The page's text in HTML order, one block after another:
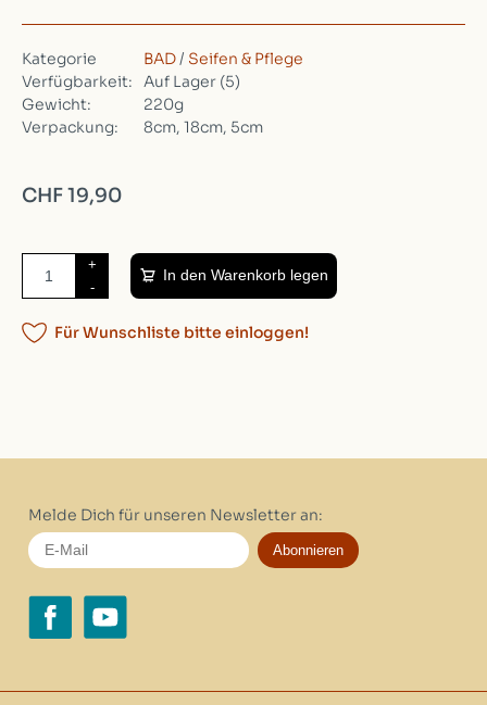
Kategorie BAD / Seifen & Pflege
Verfügbarkeit:
Auf Lager (5)
Gewicht:
220g
Verpackung:
8cm, 18cm, 5cm
CHF 19,90
+
-
In den Warenkorb legen
Für Wunschliste bitte einloggen!
Melde Dich für unseren Newsletter an:
Abonnieren